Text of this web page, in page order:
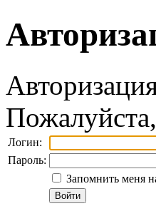
Логин:
Пароль:
Запомнить меня